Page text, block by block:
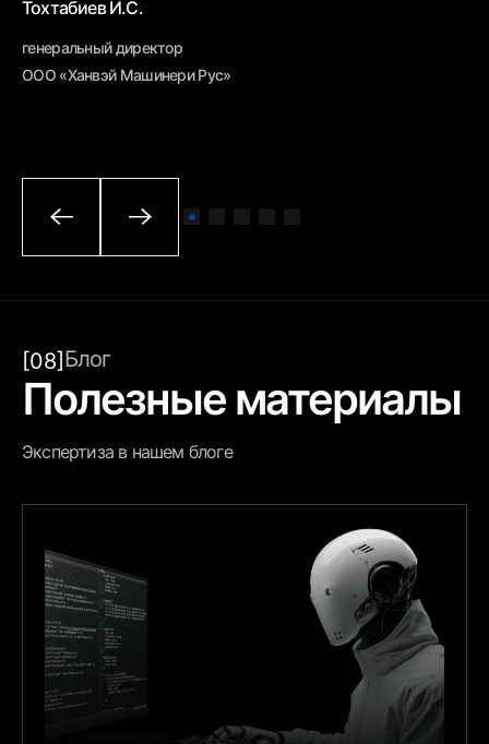
Тохтабиев И.С.
генеральный директор
ООО «Ханвэй Машинери Рус»
[08]Блог
Полезные материалы
Экспертиза в нашем блоге